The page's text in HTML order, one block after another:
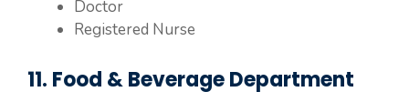
Doctor
Registered Nurse
11. Food & Beverage Department